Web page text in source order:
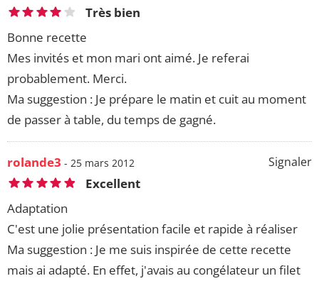
Très bien
Bonne recette
Mes invités et mon mari ont aimé. Je referai
probablement. Merci.
Ma suggestion : Je prépare le matin et cuit au moment
de passer à table, du temps de gagné.
Signaler
rolande3 - 25 mars 2012
Excellent
Adaptation
C'est une jolie présentation facile et rapide à réaliser
Ma suggestion : Je me suis inspirée de cette recette
mais ai adapté. En effet, j'avais au congélateur un filet